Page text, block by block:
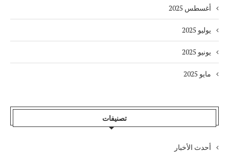
أغسطس 2025
يوليو 2025
يونيو 2025
مايو 2025
تصنيفات
أحدث الأخبار